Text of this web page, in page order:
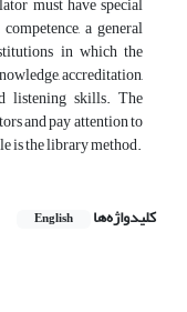
a general
in which the
accreditation,
listening skills. The
and pay attention to
is the library method.
کلیدواژه‌ها English